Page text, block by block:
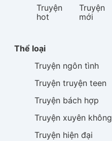
Truyện
hot
Truyện
mới
Thể loại
Truyện ngôn tình
Truyện truyện teen
Truyện bách hợp
Truyện xuyên không
Truyện hiện đại